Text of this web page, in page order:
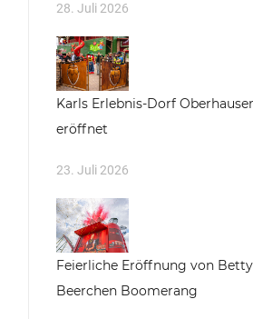
28. Juli 2026
Karls Erlebnis-Dorf
eröffnet
23. Juli 2026
Feierliche Eröffnung von
Beerchen Boomerang